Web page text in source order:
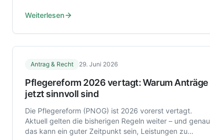
Weiterlesen
Antrag & Recht 29. Juni 2026
Pflegereform 2026 vertagt: Warum Anträge
jetzt sinnvoll sind
Die Pflegereform (PNOG) ist 2026 vorerst vertagt.
Aktuell gelten die bisherigen Regeln weiter – und genau
das kann ein guter Zeitpunkt sein, Leistungen zu